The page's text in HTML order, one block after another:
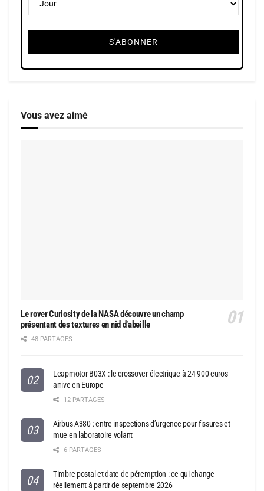
Vous avez aimé
Le rover Curiosity de la NASA découvre un champ
présentant des textures en nid d’abeille
48 PARTAGES
Leapmotor B03X : le crossover électrique à 24 900 euros
arrive en Europe
12 PARTAGES
Airbus A380 : entre inspections d’urgence pour fissures et
mue en laboratoire volant
6 PARTAGES
Timbre postal et date de péremption : ce qui change
réellement à partir de septembre 2026